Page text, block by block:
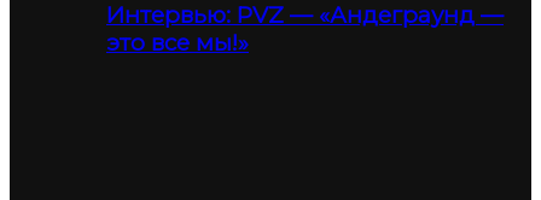
Интервью: PVZ — «Андеграунд —
это все мы!»